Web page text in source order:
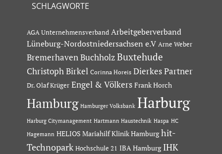
SCHLAGWORTE
AGA Unternehmensverband Arbeitgeberverband
Lüneburg-Nordostniedersachsen e.V Arne Weber
Bremerhaven Buchholz Buxtehude
Christoph Birkel Corinna Horeis Dierkes Partner
Dr. Olaf Krüger Engel & Völkers Frank Horch
Hamburg Hamburger Volksbank Harburg
Harburg Citymanagement Hartmann Haustechnik Haspa HC
Hagemann HELIOS Mariahilf Klinik Hamburg hit-
Technopark Hochschule 21 IBA Hamburg IHK